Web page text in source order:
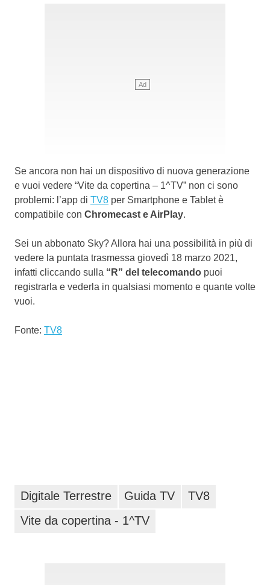
Se ancora non hai un dispositivo di nuova generazione
e vuoi vedere “Vite da copertina – 1^TV” non ci sono
problemi: l’app di TV8 per Smartphone e Tablet è
compatibile con Chromecast e AirPlay.
Sei un abbonato Sky? Allora hai una possibilità in più di
vedere la puntata trasmessa giovedì 18 marzo 2021,
infatti cliccando sulla “R” del telecomando puoi
registrarla e vederla in qualsiasi momento e quante volte
vuoi.
Fonte: TV8
Digitale Terrestre Guida TV
TV8
Vite da copertina - 1^TV